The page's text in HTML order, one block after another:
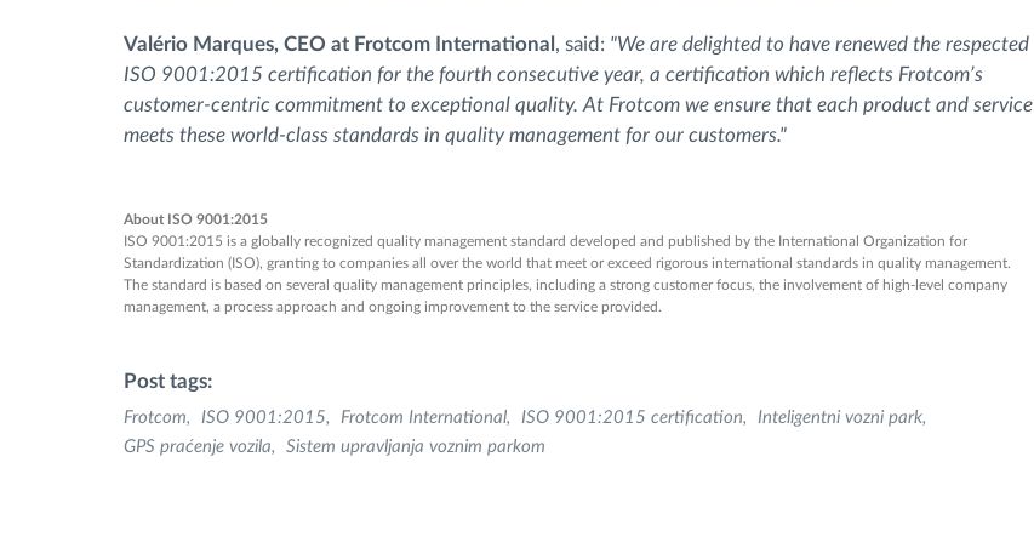
Valério Marques, CEO at Frotcom International , said: "We are delighted to have renewed the respected
ISO 9001:2015 certification for the fourth consecutive year, a certification which reflects Frotcom’s
customer-centric commitment to exceptional quality. At Frotcom we ensure that each product and service
meets these world-class standards in quality management for our customers."
About ISO 9001:2015
ISO 9001:2015 is a globally recognized quality management standard developed and published by the International Organization for
Standardization (ISO), granting to companies all over the world that meet or exceed rigorous international standards in quality management.
The standard is based on several quality management principles, including a strong customer focus, the involvement of high-level company
management, a process approach and ongoing improvement to the service provided.
Post tags:
Frotcom ISO 9001:2015 Frotcom International ISO 9001:2015 certification
Inteligentni vozni park
GPS praćenje vozila
Sistem upravljanja voznim parkom